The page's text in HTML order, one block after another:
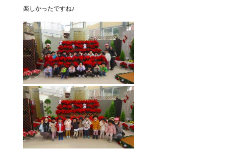
楽しかったですね♪